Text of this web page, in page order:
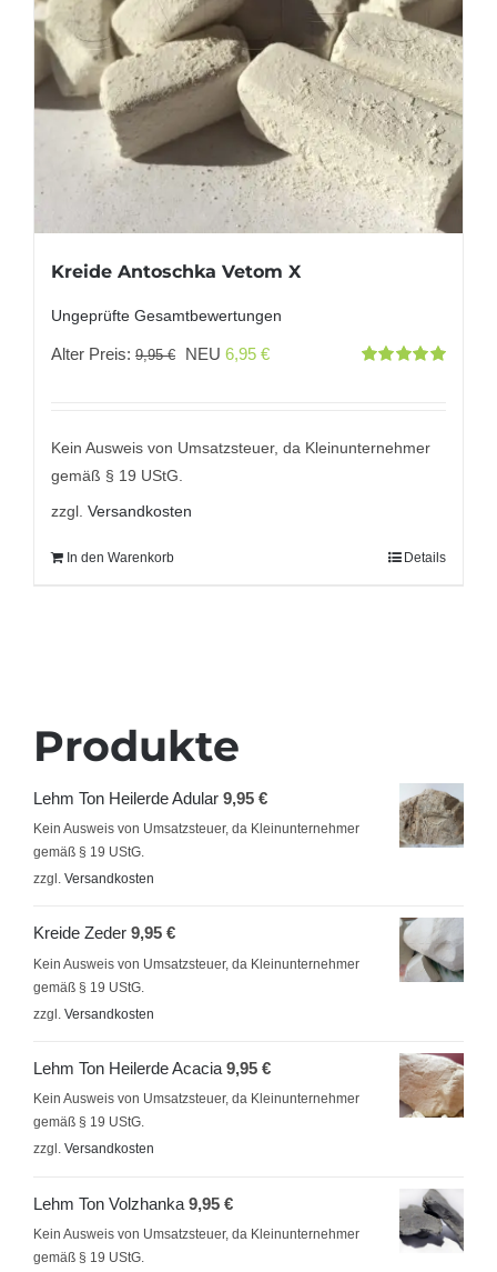
Kreide Antoschka Vetom X
Ungeprüfte Gesamtbewertungen
Alter Preis: 9,95€
Ursprünglicher
9,95 €
NEU 6,95 €Aktueller
6,95 €.
Kein Ausweis von Umsatzsteuer, da Kleinunternehmer
gemäß § 19 UStG.
zzgl. Versandkosten
In den Warenkorb Details
Produkte
Lehm Ton Heilerde Adular 9,95 €
Kein Ausweis von Umsatzsteuer, da Kleinunternehmer
gemäß § 19 UStG.
zzgl. Versandkosten
Kreide Zeder 9,95 €
Kein Ausweis von Umsatzsteuer, da Kleinunternehmer
gemäß § 19 UStG.
zzgl. Versandkosten
Lehm Ton Heilerde Acacia 9,95 €
Kein Ausweis von Umsatzsteuer, da Kleinunternehmer
gemäß § 19 UStG.
zzgl. Versandkosten
Lehm Ton Volzhanka 9,95 €
Kein Ausweis von Umsatzsteuer, da Kleinunternehmer
gemäß § 19 UStG.